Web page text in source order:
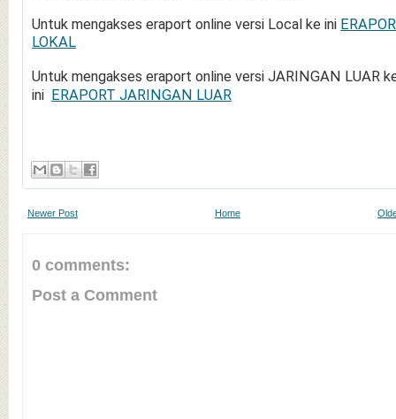
Untuk mengakses eraport online versi Local ke ini
LOKAL
Untuk mengakses eraport online versi JARINGAN LUAR
ini ERAPORT JARINGAN LUAR
Newer Post Home
0 comments:
Post a Comment